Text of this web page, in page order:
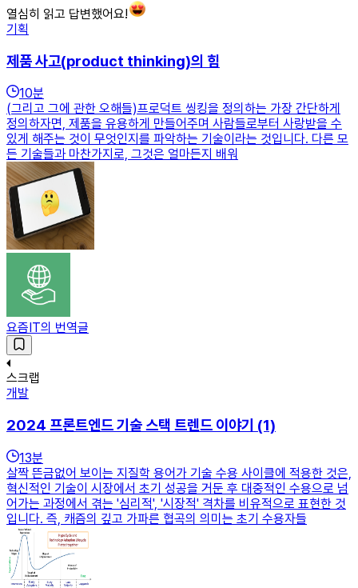
열심히 읽고 답변했어요!
기획
제품 사고(product thinking)의 힘
10분
(그리고 그에 관한 오해들)프로덕트 씽킹을 정의하는 가장 간단하게
정의하자면, 제품을 유용하게 만들어주며 사람들로부터 사랑받을 수
있게 해주는 것이 무엇인지를 파악하는 기술이라는 것입니다. 다른 모
든 기술들과 마찬가지로, 그것은 얼마든지 배워
요즘IT의 번역글
스크랩
개발
2024 프론트엔드 기술 스택 트렌드 이야기 (1)
13분
살짝 뜬금없어 보이는 지질학 용어가 기술 수용 사이클에 적용한 것은,
혁신적인 기술이 시장에서 초기 성공을 거둔 후 대중적인 수용으로 넘
어가는 과정에서 겪는 '심리적', '시장적' 격차를 비유적으로 표현한 것
입니다. 즉, 캐즘의 깊고 가파른 협곡의 의미는 초기 수용자들